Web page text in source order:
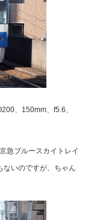
、150mm、f5.6、
急ブルースカイトレイ
ないのですが、ちゃん